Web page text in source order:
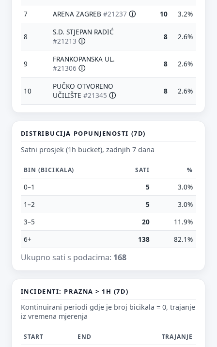
7
ARENA ZAGREB #21237 ⓘ 10 3.2%
8
S.D. STJEPAN RADIĆ
#21213 ⓘ 8 2.6%
9
FRANKOPANSKA UL.
#21306 ⓘ 8 2.6%
10
PUČKO OTVORENO
UČILIŠTE #21345 ⓘ 8 2.6%
DISTRIBUCIJA POPUNJENOSTI (7D)
Satni prosjek (1h bucket), zadnjih 7 dana
BIN (BICIKALA) SATI %
0–1 5
3.0%
1–2
5
3.0%
3–5
20
11.9%
6+
138 82.1%
Ukupno sati s podacima: 168
INCIDENTI: PRAZNA > 1H (7D)
Kontinuirani periodi gdje je broj bicikala = 0, trajanje
iz vremena mjerenja
START END TRAJANJE
Predloži poboljšanje ove stranice
Što bi ti ovdje bilo korisno? Koje pitanje želiš da ova
usporediti?”)
Vrsta poruke
Povratna informacija
Prijava problema
Tvoj prijedlog
E-mail (opcionalno)
Ne moraš upisati e-mail — prijedlog možeš poslati i anonimno.